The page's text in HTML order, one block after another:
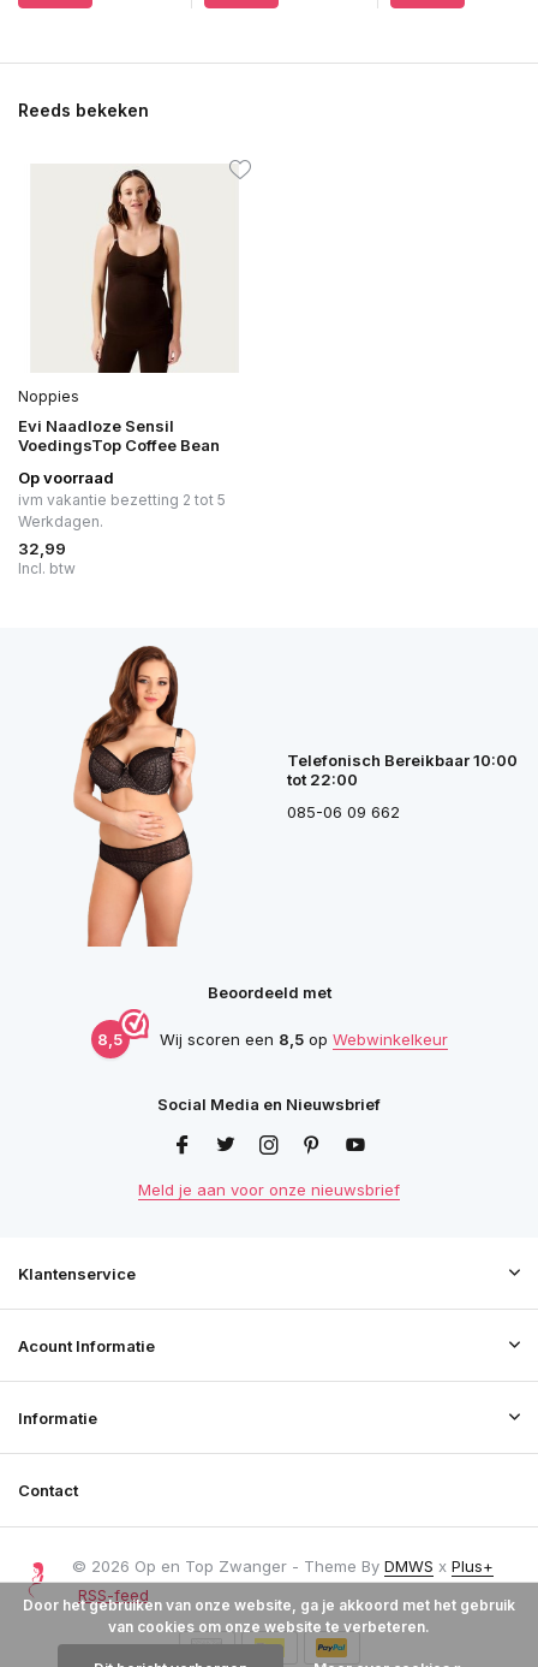
Reeds bekeken
Noppies
Evi Naadloze Sensil
VoedingsTop Coffee Bean
Op voorraad
ivm vakantie bezetting 2 tot 5
Werkdagen.
32,99
Incl. btw
Telefonisch Bereikbaar 10:00
tot 22:00
085-06 09 662
Beoordeeld met
8,5 Wij scoren een 8,5op Webwinkelkeur
Social Media en Nieuwsbrief
Meld je aan voor onze nieuwsbrief
Klantenservice
Acount Informatie
Informatie
Contact
© 2026 Op en Top Zwanger - Theme By DMWS x Plus+
RSS-feed
Door het gebruiken van onze website, ga je akkoord met het gebruik
van cookies om onze website te verbeteren.